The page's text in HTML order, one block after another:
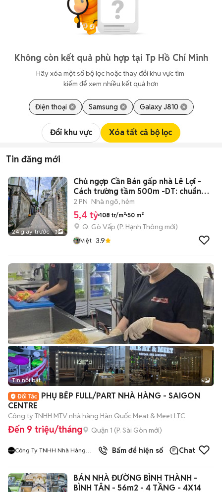
Không còn kết quả phù hợp tại Tp Hồ Chí Minh
Hãy xóa một số bộ lọc hoặc thay đổi khu vực tìm
kiếm để xem nhiều kết quả hơn
Điện thoại Samsung Galaxy J810
Đổi khu vực Xóa tất cả bộ lọc
Tin đăng mới
24 giây trước 3
Chủ ngợp Cần Bán gấp nhà Lê Lợi -
Cách trường tầm 500m -DT: chuẩn
50m2
2 PN Nhà ngõ, hẻm
5,4 tỷ 108 tr/m² 50 m²
Q. Gò Vấp (P. Hạnh Thông mới)
Việt 3.9
Tin nổi bật 5
PHỤ BẾP FULL/PART NHÀ HÀNG - SAIGON
CENTRE
Công ty TNHH MTV nhà hàng Hàn Quốc Meat & Meet LTC
Đến 9 triệu/tháng Quận 1 (P. Sài Gòn mới)
Công Ty TNHH Nhà Hàng
9đã bán
Bấm để hiện số Chat
BÁN NHÀ ĐƯỜNG BÌNH THÀNH -
BÌNH TÂN - 56m2 - 4 TẦNG - 4X14